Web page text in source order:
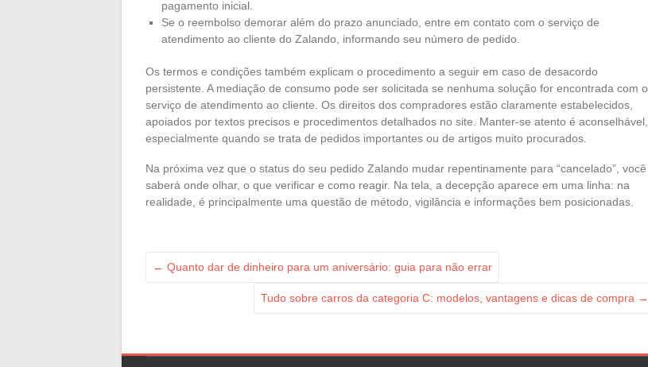
pagamento inicial.
Se o reembolso demorar além do prazo anunciado, entre em contato com o serviço de
atendimento ao cliente do Zalando, informando seu número de pedido.
Os termos e condições também explicam o procedimento a seguir em caso de desacordo
persistente. A mediação de consumo pode ser solicitada se nenhuma solução for encontrada com o
serviço de atendimento ao cliente. Os direitos dos compradores estão claramente estabelecidos,
apoiados por textos precisos e procedimentos detalhados no site. Manter-se atento é aconselhável,
especialmente quando se trata de pedidos importantes ou de artigos muito procurados.
Na próxima vez que o status do seu pedido Zalando mudar repentinamente para “cancelado”, você
saberá onde olhar, o que verificar e como reagir. Na tela, a decepção aparece em uma linha: na
realidade, é principalmente uma questão de método, vigilância e informações bem posicionadas.
← Quanto dar de dinheiro para um aniversário: guia para não errar
Tudo sobre carros da categoria C: modelos, vantagens e dicas de compra →